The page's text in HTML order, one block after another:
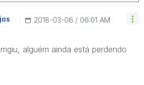
‎2018-03-06 06:01 AM
alguém ainda está perdendo